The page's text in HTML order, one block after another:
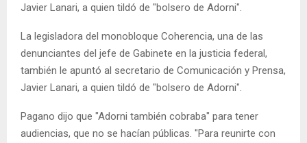
Javier Lanari, a quien tildó de "bolsero de Adorni".
La legisladora del monobloque Coherencia, una de las
denunciantes del jefe de Gabinete en la justicia federal,
también le apuntó al secretario de Comunicación y Prensa,
Javier Lanari, a quien tildó de "bolsero de Adorni".
Pagano dijo que "Adorni también cobraba" para tener
audiencias, que no se hacían públicas. "Para reunirte con